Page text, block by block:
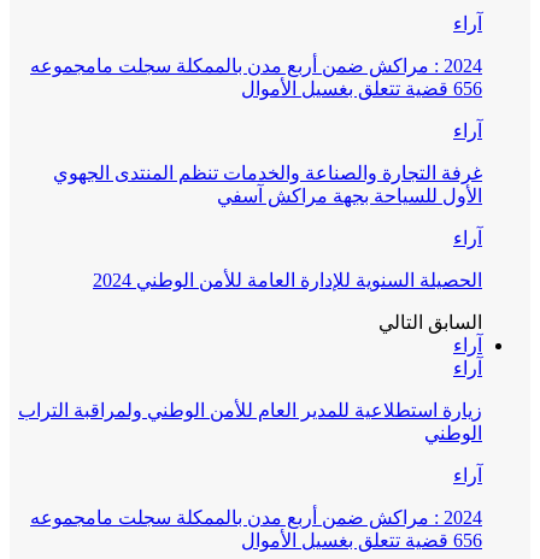
آراء
2024 : مراكش ضمن أربع مدن بالممكلة سجلت مامجموعه
656 قضية تتعلق بغسيل الأموال
آراء
غرفة التجارة والصناعة والخدمات تنظم المنتدى الجهوي
الأول للسياحة بجهة مراكش آسفي
آراء
الحصيلة السنوية للإدارة العامة للأمن الوطني 2024
السابق التالي
آراء
آراء
زيارة استطلاعية للمدير العام للأمن الوطني ولمراقبة التراب
الوطني
آراء
2024 : مراكش ضمن أربع مدن بالممكلة سجلت مامجموعه
656 قضية تتعلق بغسيل الأموال